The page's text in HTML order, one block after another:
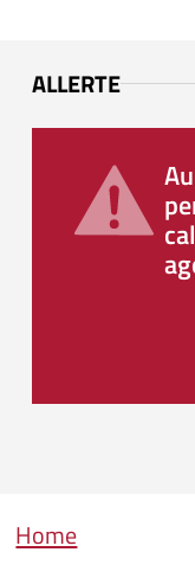
ALLERTE
Briciole di
Home